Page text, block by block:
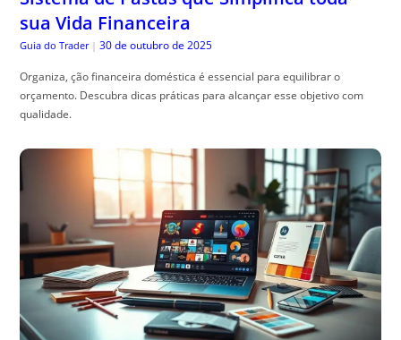
sua Vida Financeira
Guia do Trader | 30 de outubro de 2025
Organiza, ção financeira doméstica é essencial para equilibrar o
orçamento. Descubra dicas práticas para alcançar esse objetivo com
qualidade.